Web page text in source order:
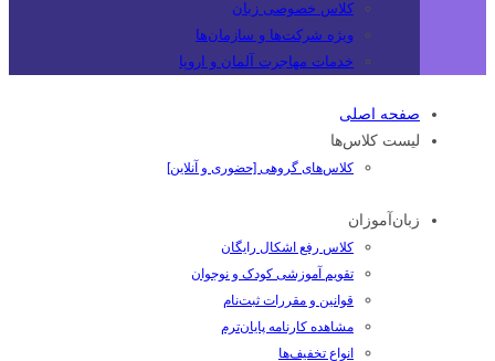
کلاس خصوصی زبان
ویژه شرکت‌ها و سازمان‌ها
خدمات مهاجرت آلمان و اروپا
صفحه اصلی
لیست کلاس‌ها
کلاس‌های گروهی [حضوری و آنلاین]
زبان‌آموزان
کلاس رفع اشکال رایگان
تقویم آموزشی کودک و نوجوان
قوانین و مقررات ثبت‌نام
مشاهده کارنامه پایان‌ترم
انواع تخفیف‌ها